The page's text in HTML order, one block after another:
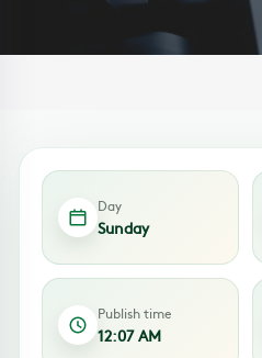
Day
Sunday
Publish time
12:07 AM